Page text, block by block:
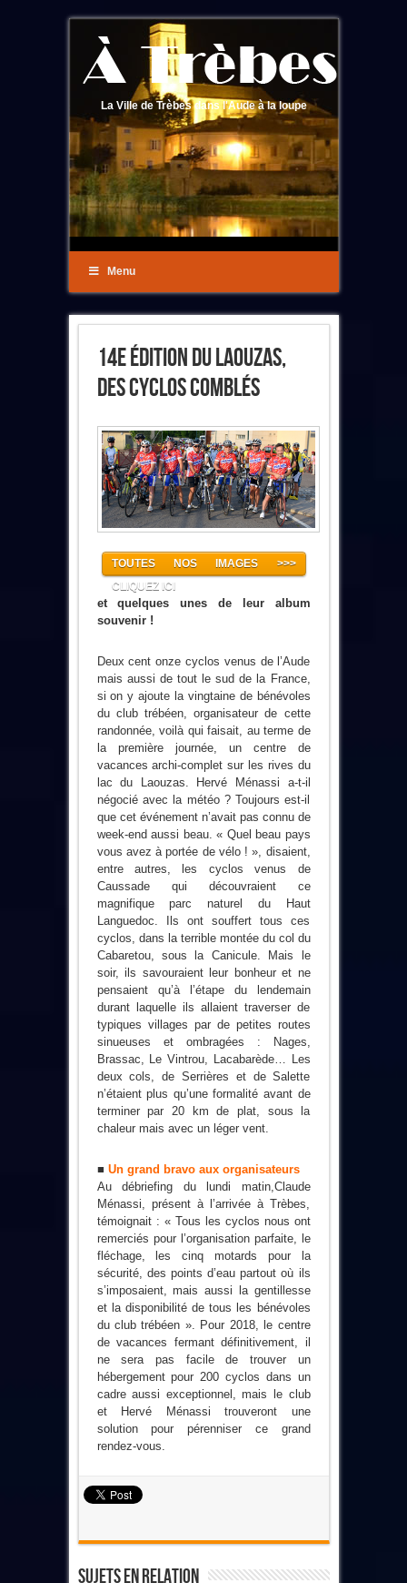
La Ville de Trèbes dans l'Aude à la loupe
Menu
14e Édition Du Laouzas,
Des Cyclos Comblés
TOUTES NOS IMAGES >>>
CLIQUEZ ICI
et quelques unes de leur album
souvenir !
Deux cent onze cyclos venus de l’Aude
mais aussi de tout le sud de la France,
si on y ajoute la vingtaine de bénévoles
du club trébéen, organisateur de cette
randonnée, voilà qui faisait, au terme de
la première journée, un centre de
vacances archi-complet sur les rives du
lac du Laouzas. Hervé Ménassi a-t-il
négocié avec la météo ? Toujours est-il
que cet événement n’avait pas connu de
week-end aussi beau. « Quel beau pays
vous avez à portée de vélo ! », disaient,
entre autres, les cyclos venus de
Caussade qui découvraient ce
magnifique parc naturel du Haut
Languedoc. Ils ont souffert tous ces
cyclos, dans la terrible montée du col du
Cabaretou, sous la Canicule. Mais le
soir, ils savouraient leur bonheur et ne
pensaient qu’à l’étape du lendemain
durant laquelle ils allaient traverser de
typiques villages par de petites routes
sinueuses et ombragées : Nages,
Brassac, Le Vintrou, Lacabarède… Les
deux cols, de Serrières et de Salette
n’étaient plus qu’une formalité avant de
terminer par 20 km de plat, sous la
chaleur mais avec un léger vent.
■ Un grand bravo aux organisateurs
Au débriefing du lundi matin,Claude
Ménassi, présent à l’arrivée à Trèbes,
témoignait : « Tous les cyclos nous ont
remerciés pour l’organisation parfaite, le
fléchage, les cinq motards pour la
sécurité, des points d’eau partout où ils
s’imposaient, mais aussi la gentillesse
et la disponibilité de tous les bénévoles
du club trébéen ». Pour 2018, le centre
de vacances fermant définitivement, il
ne sera pas facile de trouver un
hébergement pour 200 cyclos dans un
cadre aussi exceptionnel, mais le club
et Hervé Ménassi trouveront une
solution pour pérenniser ce grand
rendez-vous.
Sujets En Relation